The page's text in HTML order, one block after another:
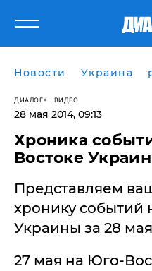
Новости Украина
ДИАЛОГ ВИДЕО
28 мая 2014, 09:13
Хроника
Востоке
Представляем
хронику событий
Украины за 28 мая
27 мая на Юго-